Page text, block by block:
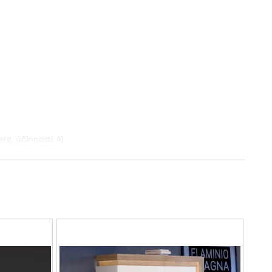
účinnosti A)